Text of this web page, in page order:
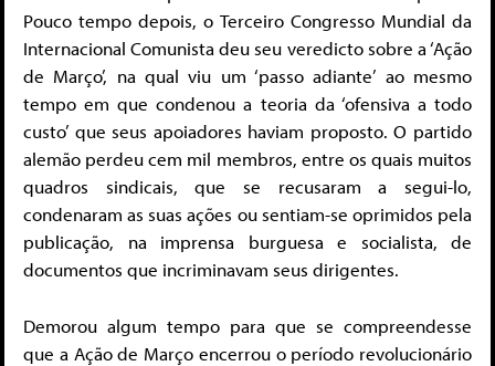
Pouco tempo depois, o Terceiro Congresso Mundial da
Internacional Comunista deu seu veredicto sobre a ‘Ação
de Março’, na qual viu um ‘passo adiante’ ao mesmo
tempo em que condenou a teoria da ‘ofensiva a todo
custo’ que seus apoiadores haviam proposto. O partido
alemão perdeu cem mil membros, entre os quais muitos
quadros sindicais, que se recusaram a segui-lo,
condenaram as suas ações ou sentiam-se oprimidos pela
publicação, na imprensa burguesa e socialista, de
documentos que incriminavam seus dirigentes.
Demorou algum tempo para que se compreendesse
que a Ação de Março encerrou o período revolucionário